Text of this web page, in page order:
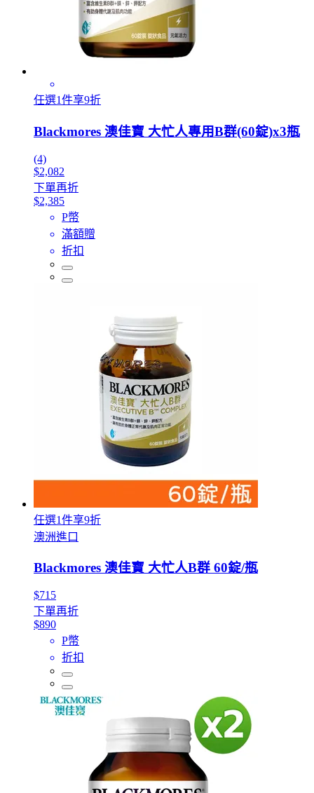
任選1件享9折
Blackmores 澳佳寶 大忙人專用B群(60錠)x3瓶
(4)
$2,082
下單再折
$2,385
P幣
滿額贈
折扣
任選1件享9折
澳洲進口
Blackmores 澳佳寶 大忙人B群 60錠/瓶
$715
下單再折
$890
P幣
折扣